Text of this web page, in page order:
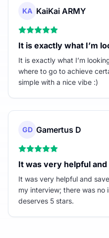
KA KaiKai ARMY
It is exactly what I’m
It is exactly what I’m
where to go to achieve
simple with a nice vibe :)
GD Gamertus D
It was very helpful
It was very helpful and
my interview; there was no
deserves 5 stars.